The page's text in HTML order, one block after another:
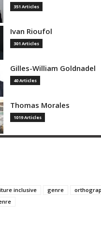
351 Articles
Ivan Rioufol
301 Articles
Gilles-William Goldnadel
40 Articles
Thomas Morales
1019 Articles
inclusive genre